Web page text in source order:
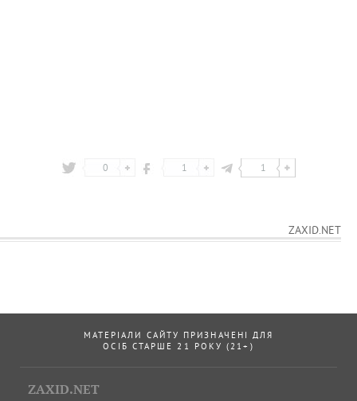
0 1 1
ZAXID.NET
МАТЕРІАЛИ САЙТУ ПРИЗНАЧЕНІ ДЛЯ
ОСІБ СТАРШЕ 21 РОКУ (21+)
ZAXID.NET